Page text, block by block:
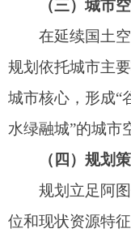
的形体的组合排布，
的公共空间构建“社
候，促进风的流动，
2、理水——尊重
区内的明渠、暗渠，
联各类水体，激发滨
暗渠、雨水花园等）
与水系交叉口处，通